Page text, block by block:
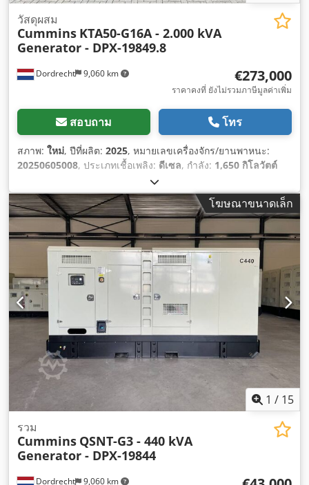
Dordrecht 9,060 km
วัสดุผสม
Cummins KTA50-G16A - 2.000 kVA
Generator - DPX-19849.8
€273,000
ราคาคงที่ ยังไม่รวมภาษีมูลค่าเพิ่ม
สอบถาม โทร
สภาพ: ใหม่, ปีที่ผลิต: 2025, หมายเลขเครื่องจักร/ยานพาหนะ:
20250605008, ประเภทเชื้อเพลิง: ดีเซล, กำลัง: 1,650 กิโลวัตต์
, ผู้ผลิตมอเตอร์:
โฆษณาขนาดเล็ก
1 / 15
Dordrecht 9,060 km
รวม
Cummins QSNT-G3 - 440 kVA
Generator - DPX-19844